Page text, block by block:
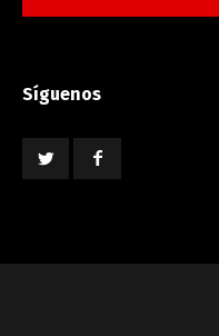
Síguenos